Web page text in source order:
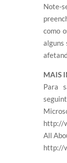
Note-
como
alguns
MAIS
Para
http://
All
http://